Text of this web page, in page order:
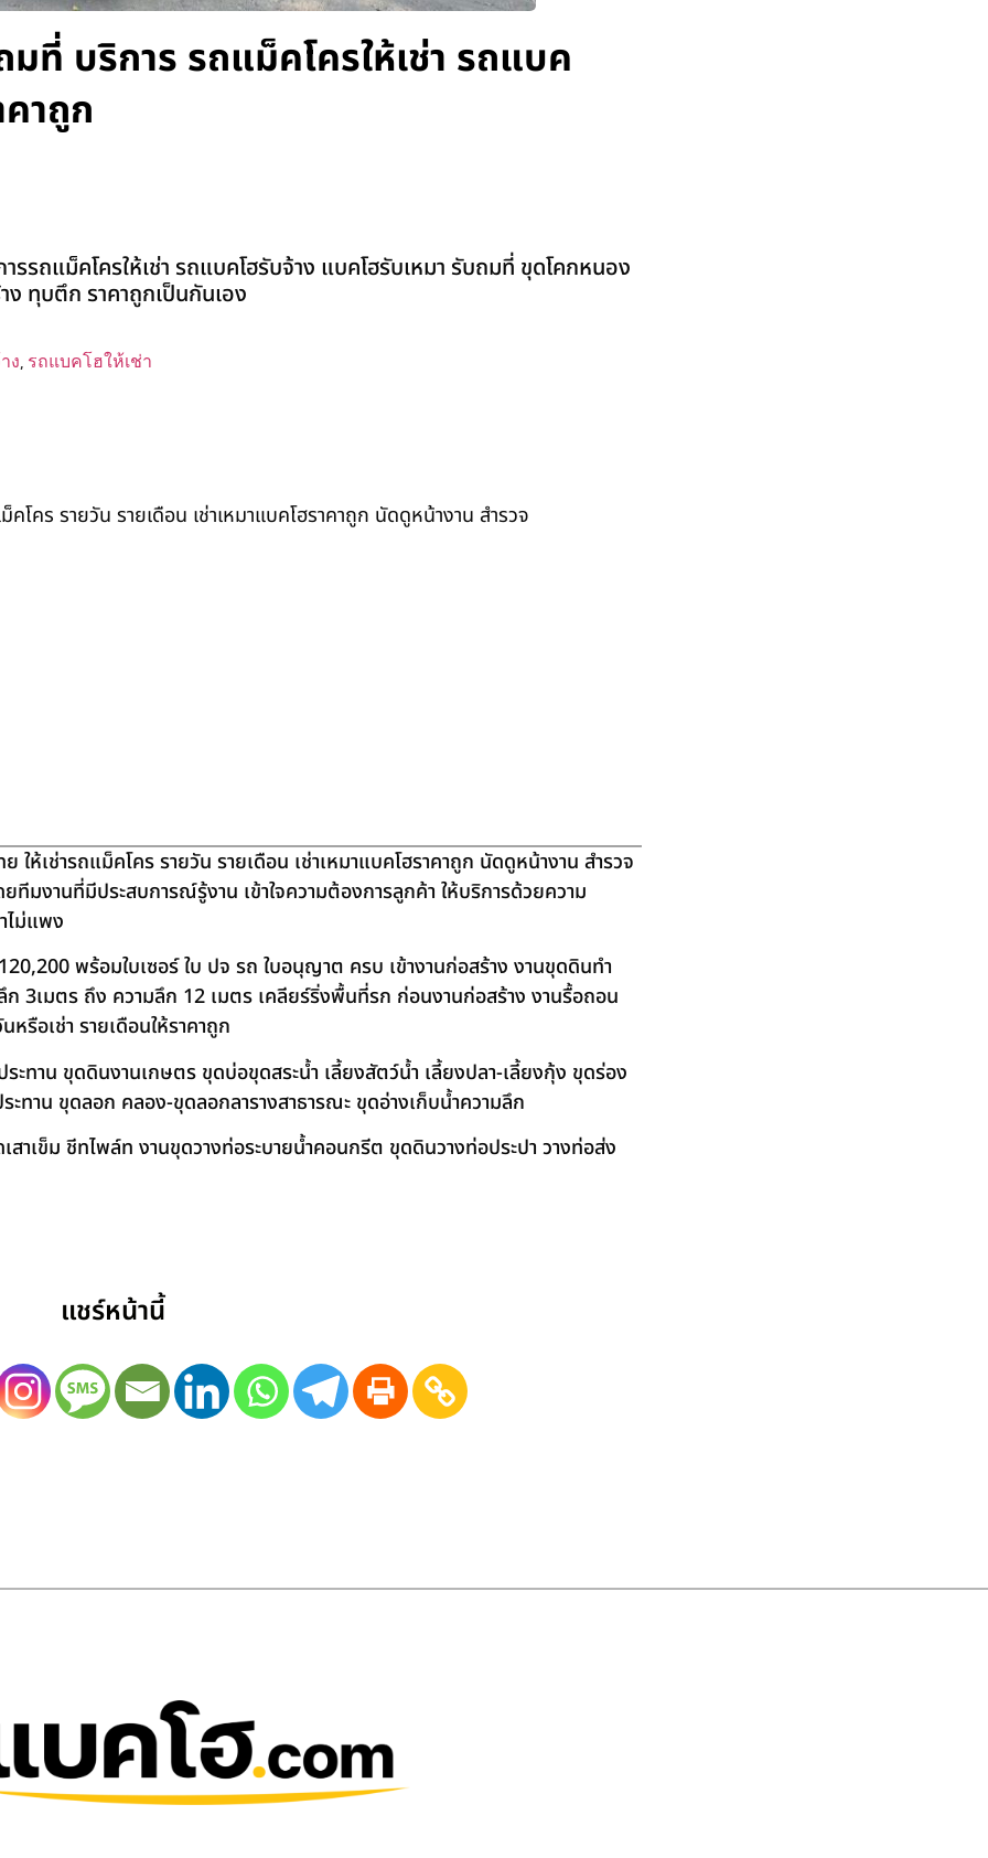
ที่ บริการ รถแม็คโครให้เช่า รถแบค
าถูก
รถแม็คโครให้เช่า รถแบคโฮรับจ้าง แบคโฮรับเหมา รับถมที่ ขุดโคกหนอง
ทุบตึก ราคาถูกเป็นกันเอง
ง, รถแบคโฮให้เช่า
โคร รายวัน รายเดือน เช่าเหมาแบคโฮราคาถูก นัดดูหน้างาน สำรวจ
ห้เช่ารถแม็คโคร รายวัน รายเดือน เช่าเหมาแบคโฮราคาถูก นัดดูหน้างาน สำรวจ
ทีมงานที่มีประสบการณ์รู้งาน เข้าใจความต้องการลูกค้า ให้บริการด้วยความ
ไม่แพง
พร้อมใบเซอร์ ใบ ปจ รถ ใบอนุญาต ครบ เข้างานก่อสร้าง งานขุดดินทำ
ก 3เมตร ถึง ความลึก 12 เมตร เคลียร์ริ่งพื้นที่รก ก่อนงานก่อสร้าง งานรื้อถอน
รือเช่า รายเดือนให้ราคาถูก
ะทาน ขุดดินงานเกษตร ขุดบ่อขุดสระน้ำ เลี้ยงสัตว์น้ำ เลี้ยงปลา-เลี้ยงกุ้ง ขุดร่อง
ทาน ขุดลอก คลอง-ขุดลอกลารางสาธารณะ ขุดอ่างเก็บน้ำความลึก
าเข็ม ชีทไพล์ท งานขุดวางท่อระบายน้ำคอนกรีต ขุดดินวางท่อประปา วางท่อส่ง
แชร์หน้านี้